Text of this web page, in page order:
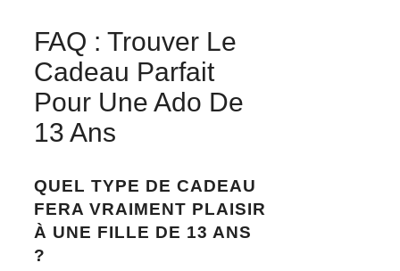
FAQ : Trouver Le
Cadeau Parfait
Pour Une Ado De
13 Ans
QUEL TYPE DE CADEAU
FERA VRAIMENT PLAISIR
À UNE FILLE DE 13 ANS
?